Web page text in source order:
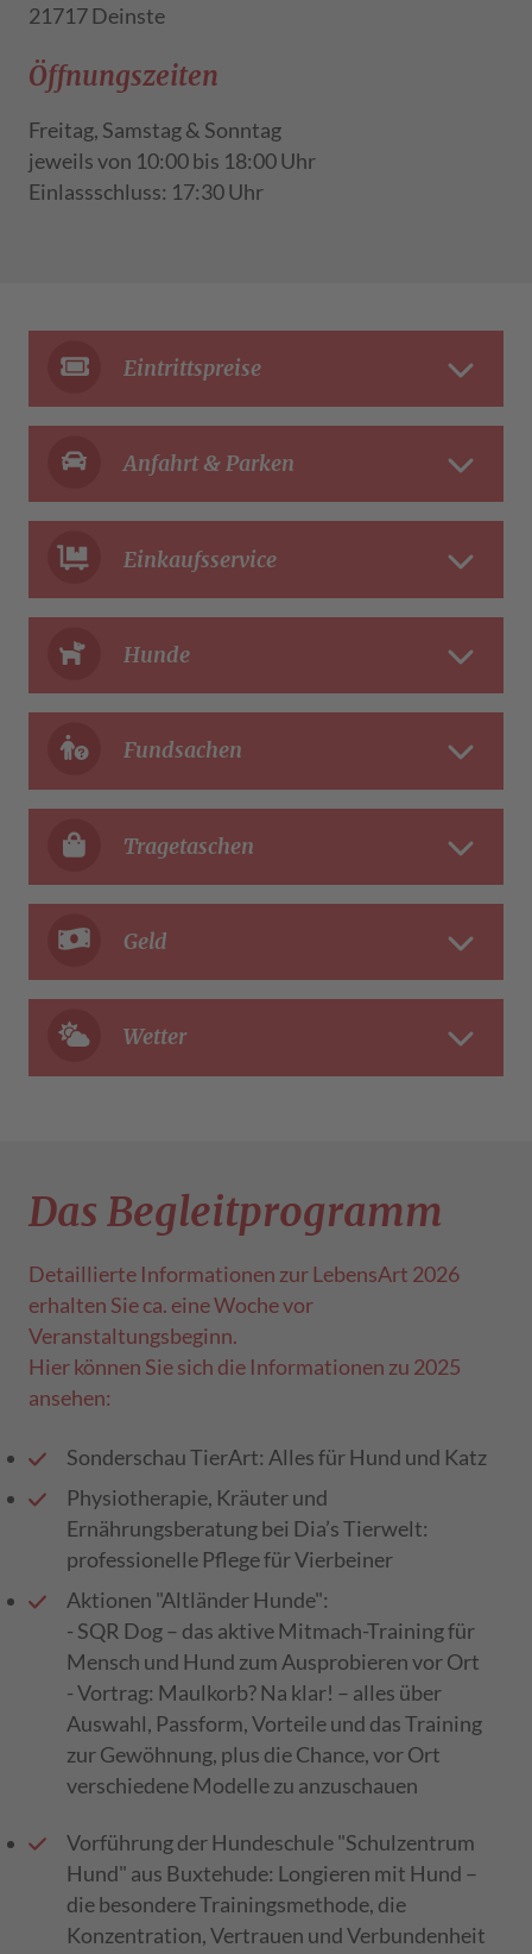
21717 Deinste
Öffnungszeiten
Freitag, Samstag & Sonntag
jeweils von 10:00 bis 18:00 Uhr
Einlassschluss: 17:30 Uhr
Eintrittspreise
Anfahrt & Parken
Einkaufsservice
Hunde
Fundsachen
Tragetaschen
Geld
Wetter
Das Begleitprogramm
Detaillierte Informationen zur LebensArt 2026
erhalten Sie ca. eine Woche vor
Veranstaltungsbeginn.
Hier können Sie sich die Informationen zu 2025
ansehen:
Sonderschau TierArt: Alles für Hund und Katz
Physiotherapie, Kräuter und
Ernährungsberatung bei Dia’s Tierwelt:
professionelle Pflege für Vierbeiner
Aktionen "Altländer Hunde":
- SQR Dog – das aktive Mitmach-Training für
Mensch und Hund zum Ausprobieren vor Ort
- Vortrag: Maulkorb? Na klar! – alles über
Auswahl, Passform, Vorteile und das Training
zur Gewöhnung, plus die Chance, vor Ort
verschiedene Modelle zu anzuschauen
Vorführung der Hundeschule "Schulzentrum
Hund" aus Buxtehude: Longieren mit Hund –
die besondere Trainingsmethode, die
Konzentration, Vertrauen und Verbundenheit